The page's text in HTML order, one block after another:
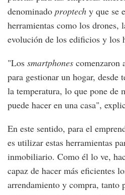
denominado proptech y que se
herramientas como los
evolución de los edificios y los
"Los smartphones comenzaron
para gestionar un hogar, desde
la temperatura, lo que pone de
puede hacer en una casa",
En este sentido, para el
es utilizar estas herramientas
inmobiliario. Como él lo ve,
capaz de hacer más eficientes
arrendamiento y compra, tanto